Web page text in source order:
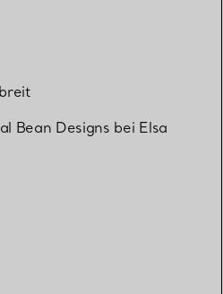
Bean Designs bei Elsa